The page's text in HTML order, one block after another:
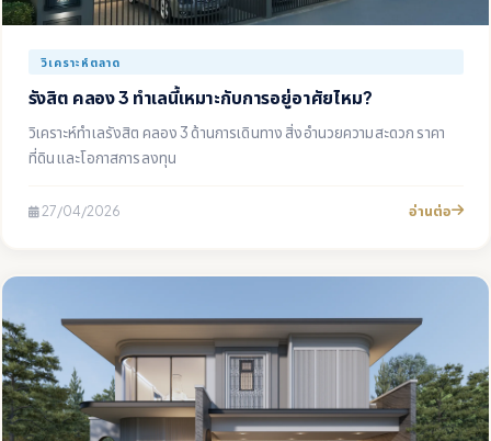
วิเคราะห์ตลาด
รังสิต คลอง 3 ทำเลนี้เหมาะกับการอยู่อาศัยไหม?
วิเคราะห์ทำเลรังสิต คลอง 3 ด้านการเดินทาง สิ่งอำนวยความสะดวก ราคา
ที่ดิน และโอกาสการลงทุน
27/04/2026 อ่านต่อ